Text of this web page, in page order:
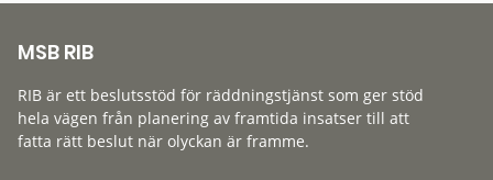
MSB RIB
RIB är ett beslutsstöd för räddningstjänst som ger stöd
hela vägen från planering av framtida insatser till att
fatta rätt beslut när olyckan är framme.